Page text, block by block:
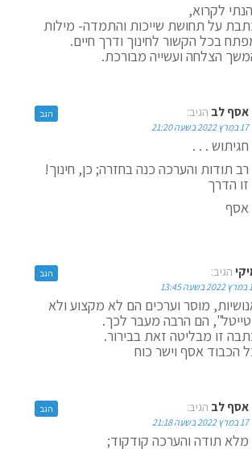
לקרוא,
על תחושת שייכות והתמדה- מילות
בכל הקשור לחינוך ודרך חיים.
הצלחה ועשייה מבורכת.
אסף לב הגיב:
17 במרץ 2022 בשעה 21:20
חגיתוש . . .
רב תודות והערכה כנה בחזרה; כן, חינוך!
זו הדרך
אסף
הגב
הגיב:
13:45
מוסר וערכים הם לא מקצוע ולא
הם הרבה מעבר לכך.
זו מבליטה זאת בבירור.
הכבוד אסף וישר כוח
הגב
אסף לב הגיב:
17 במרץ 2022 בשעה 21:18
מלא תודה והערכה קודקוד;
הגב